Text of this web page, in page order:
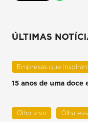
ÚLTIMAS
Empresas que
15 anos de uma
Olho vivo Olha